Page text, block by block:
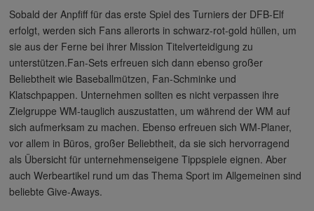
Sobald der Anpfiff für das erste Spiel des Turniers der DFB-Elf
erfolgt, werden sich Fans allerorts in schwarz-rot-gold hüllen, um
sie aus der Ferne bei ihrer Mission Titelverteidigung zu
unterstützen.Fan-Sets erfreuen sich dann ebenso großer
Beliebtheit wie Baseballmützen, Fan-Schminke und
Klatschpappen. Unternehmen sollten es nicht verpassen ihre
Zielgruppe WM-tauglich auszustatten, um während der WM auf
sich aufmerksam zu machen. Ebenso erfreuen sich WM-Planer,
vor allem in Büros, großer Beliebtheit, da sie sich hervorragend
als Übersicht für unternehmenseigene Tippspiele eignen. Aber
auch Werbeartikel rund um das Thema Sport im Allgemeinen sind
beliebte Give-Aways.